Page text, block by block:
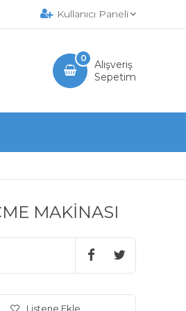
Kullanıcı Paneli
Alışveriş
Sepetim
0
MAKİNASI
Listene Ekle